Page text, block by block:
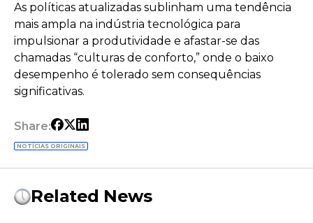
As políticas atualizadas sublinham uma tendência
mais ampla na indústria tecnológica para
impulsionar a produtividade e afastar-se das
chamadas “culturas de conforto,” onde o baixo
desempenho é tolerado sem consequências
significativas.
Share:
NOTÍCIAS ORIGINAIS
Related News